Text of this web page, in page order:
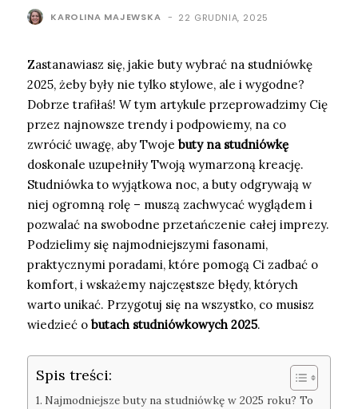
KAROLINA MAJEWSKA - 22 GRUDNIA, 2025
Zastanawiasz się, jakie buty wybrać na studniówkę
2025, żeby były nie tylko stylowe, ale i wygodne?
Dobrze trafiłaś! W tym artykule przeprowadzimy Cię
przez najnowsze trendy i podpowiemy, na co
zwrócić uwagę, aby Twoje buty na studniówkę
doskonale uzupełniły Twoją wymarzoną kreację.
Studniówka to wyjątkowa noc, a buty odgrywają w
niej ogromną rolę – muszą zachwycać wyglądem i
pozwalać na swobodne przetańczenie całej imprezy.
Podzielimy się najmodniejszymi fasonami,
praktycznymi poradami, które pomogą Ci zadbać o
komfort, i wskażemy najczęstsze błędy, których
warto unikać. Przygotuj się na wszystko, co musisz
wiedzieć o butach studniówkowych 2025.
Spis treści:
Najmodniejsze buty na studniówkę w 2025 roku? To